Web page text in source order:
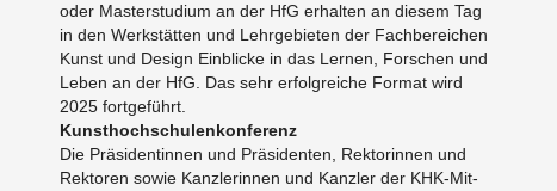
oder Mas­ter­stu­di­um an der HfG er­hal­ten an die­sem Tag
in den Werk­stät­ten und Lehr­ge­bie­ten der Fach­be­rei­chen
Kunst und De­sign Ein­bli­cke in das Ler­nen, For­schen und
Leben an der HfG. Das sehr er­folg­rei­che For­mat wird
2025 fort­ge­führt.
Kunst­hoch­schu­len­kon­fe­renz
Die Präsi­den­tin­nen und Präsi­den­ten, Rek­to­rin­nen und
Rek­to­ren sowie Kanz­le­rin­nen und Kanz­ler der KHK-Mit­